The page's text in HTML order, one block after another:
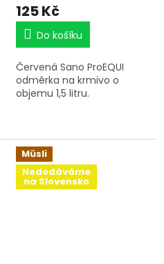
125 Kč
Do košíku
Červená Sano ProEQUI
odměrka na krmivo o
objemu 1,5 litru.
Müsli
Nedodáváme
na Slovensko